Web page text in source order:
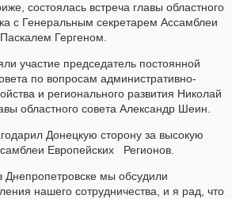
состоялась встреча главы областного
с Генеральным секретарем Ассамблеи
Гергеном.
участие председатель постоянной
по вопросам административно-
и регионального развития Николай
областного совета Александр Шеин.
Донецкую сторону за высокую
Европейских Регионов.
мы обсудили
нашего сотрудничества, и я рад, что